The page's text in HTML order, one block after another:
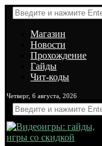
Магазин
Новости
Прохождение
Гайды
Чит-коды
Четверг, 6 августа, 2026